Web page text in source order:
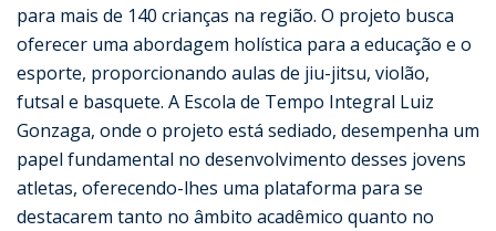
para mais de 140 crianças na região. O projeto busca
oferecer uma abordagem holística para a educação e o
esporte, proporcionando aulas de jiu-jitsu, violão,
futsal e basquete. A Escola de Tempo Integral Luiz
Gonzaga, onde o projeto está sediado, desempenha um
papel fundamental no desenvolvimento desses jovens
atletas, oferecendo-lhes uma plataforma para se
destacarem tanto no âmbito acadêmico quanto no